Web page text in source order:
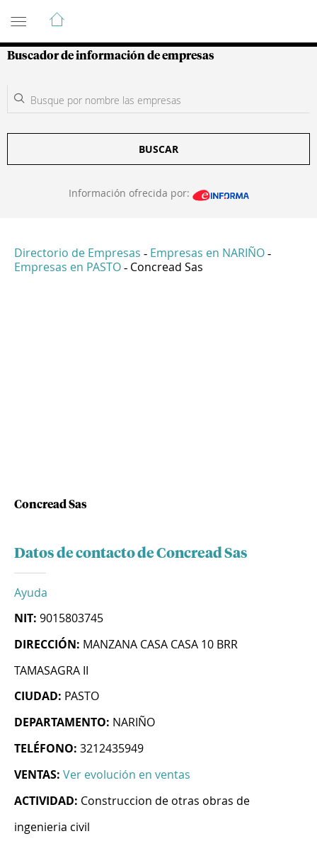
Guía de Empresas Colombianas
Buscador de información de empresas
BUSCAR
Información ofrecida por:
Directorio de Empresas - Empresas en NARIÑO -
Empresas en PASTO - Concread Sas
Concread Sas
Datos de contacto de Concread Sas
Ayuda
NIT: 9015803745
DIRECCIÓN: MANZANA CASA CASA 10 BRR
TAMASAGRA II
CIUDAD: PASTO
DEPARTAMENTO: NARIÑO
TELÉFONO: 3212435949
VENTAS: Ver evolución en ventas
ACTIVIDAD: Construccion de otras obras de
ingenieria civil